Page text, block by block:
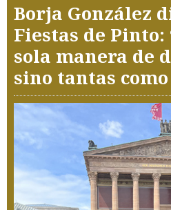
Borja González
Fiestas de Pinto:
sola manera de
sino tantas